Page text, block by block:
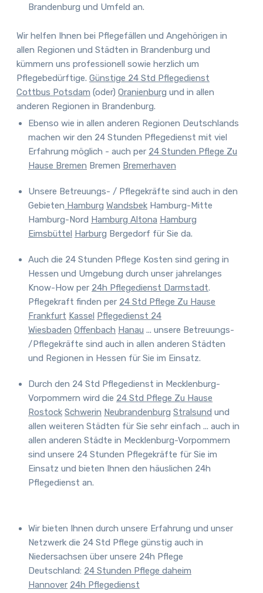
Brandenburg und Umfeld an.
Wir helfen Ihnen bei Pflegefällen und Angehörigen in
allen Regionen und Städten in Brandenburg und
kümmern uns professionell sowie herzlich um
Pflegebedürftige. Günstige 24 Std Pflegedienst
Cottbus Potsdam (oder) Oranienburg und in allen
anderen Regionen in Brandenburg.
Ebenso wie in allen anderen Regionen Deutschlands
machen wir den 24 Stunden Pflegedienst mit viel
Erfahrung möglich - auch per 24 Stunden Pflege Zu
Hause Bremen Bremen Bremerhaven
Unsere Betreuungs- / Pflegekräfte sind auch in den
Gebieten Hamburg Wandsbek Hamburg-Mitte
Hamburg-Nord Hamburg Altona Hamburg
Eimsbüttel Harburg Bergedorf für Sie da.
Auch die 24 Stunden Pflege Kosten sind gering in
Hessen und Umgebung durch unser jahrelanges
Know-How per 24h Pflegedienst Darmstadt.
Pflegekraft finden per 24 Std Pflege Zu Hause
Frankfurt Kassel Pflegedienst 24
Wiesbaden Offenbach Hanau ... unsere Betreuungs-
/Pflegekräfte sind auch in allen anderen Städten
und Regionen in Hessen für Sie im Einsatz.
Durch den 24 Std Pflegedienst in Mecklenburg-
Vorpommern wird die 24 Std Pflege Zu Hause
Rostock Schwerin Neubrandenburg Stralsund und
allen weiteren Städten für Sie sehr einfach ... auch in
allen anderen Städte in Mecklenburg-Vorpommern
sind unsere 24 Stunden Pflegekräfte für Sie im
Einsatz und bieten Ihnen den häuslichen 24h
Pflegedienst an.
Wir bieten Ihnen durch unsere Erfahrung und unser
Netzwerk die 24 Std Pflege günstig auch in
Niedersachsen über unsere 24h Pflege
Deutschland: 24 Stunden Pflege daheim
Hannover 24h Pflegedienst